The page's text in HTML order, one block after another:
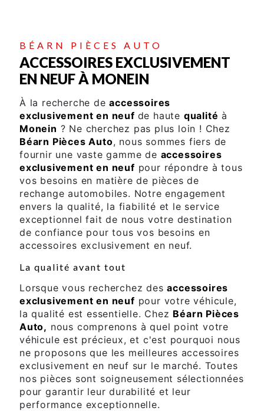
BÉARN PIÈCES AUTO
ACCESSOIRES EXCLUSIVEMENT
EN NEUF À MONEIN
À la recherche deaccessoires
exclusivement en neuf de haute qualité à
Monein ? Ne cherchez pas plus loin ! Chez
Béarn Pièces Auto, nous sommes fiers de
fournir une vaste gamme de accessoires
exclusivement en neuf pour répondre à tous
vos besoins en matière de pièces de
rechange automobiles. Notre engagement
envers la qualité, la fiabilité et le service
exceptionnel fait de nous votre destination
de confiance pour tous vos besoins en
accessoires exclusivement en neuf.
La qualité avant tout
Lorsque vous recherchez desaccessoires
exclusivement en neuf pour votre véhicule,
la qualité est essentielle. Chez Béarn Pièces
Auto, nous comprenons à quel point votre
véhicule est précieux, et c'est pourquoi nous
ne proposons que les meilleures accessoires
exclusivement en neuf sur le marché. Toutes
nos pièces sont soigneusement sélectionnées
pour garantir leur durabilité et leur
performance exceptionnelle.